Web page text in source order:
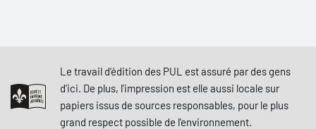
Le travail d'édition des PUL est assuré par des gens
d'ici. De plus, l'impression est elle aussi locale sur
papiers issus de sources responsables, pour le plus
grand respect possible de l'environnement.